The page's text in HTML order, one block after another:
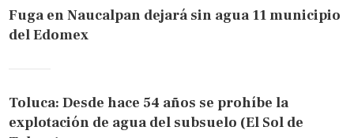
Fuga en Naucalpan dejará sin agua 11 municipio
del Edomex
Toluca: Desde hace 54 años se prohíbe la
explotación de agua del subsuelo (El Sol de